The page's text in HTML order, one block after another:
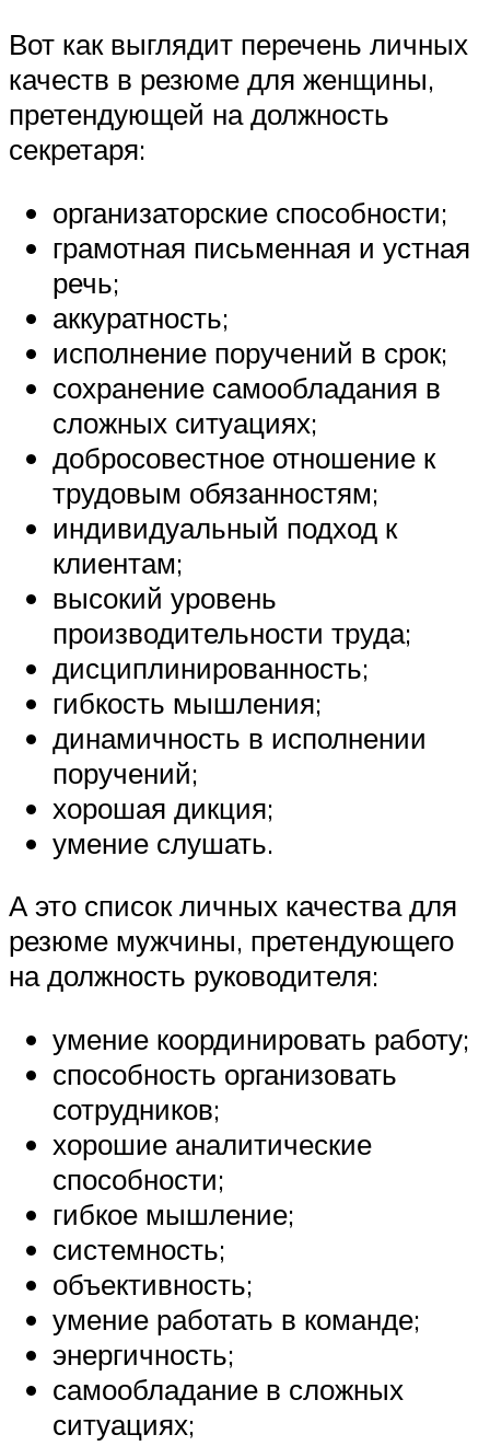
Вот как выглядит перечень личных
качеств в резюме для женщины,
претендующей на должность
секретаря:
организаторские способности;
грамотная письменная и устная
речь;
аккуратность;
исполнение поручений в срок;
сохранение самообладания в
сложных ситуациях;
добросовестное отношение к
трудовым обязанностям;
индивидуальный подход к
клиентам;
высокий уровень
производительности труда;
дисциплинированность;
гибкость мышления;
динамичность в исполнении
поручений;
хорошая дикция;
умение слушать.
А это список личных качества для
резюме мужчины, претендующего
на должность руководителя:
умение координировать работу;
способность организовать
сотрудников;
хорошие аналитические
способности;
гибкое мышление;
системность;
объективность;
умение работать в команде;
энергичность;
самообладание в сложных
ситуациях;